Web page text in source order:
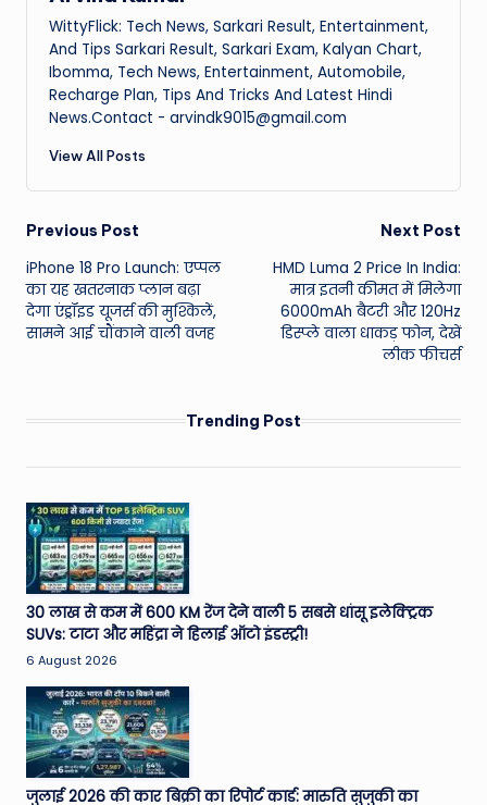
WittyFlick: Tech News, Sarkari Result, Entertainment,
And Tips Sarkari Result, Sarkari Exam, Kalyan Chart,
Ibomma, Tech News, Entertainment, Automobile,
Recharge Plan, Tips And Tricks And Latest Hindi
News.Contact - arvindk9015@gmail.com
View All Posts
Post
navigation
Previous Post
iPhone 18 Pro Launch: एप्पल
का यह खतरनाक प्लान बढ़ा
देगा एंड्रॉइड यूजर्स की मुश्किलें,
सामने आई चौंकाने वाली वजह
Next Post
HMD Luma 2 Price In India:
मात्र इतनी कीमत में मिलेगा
6000mAh बैटरी और 120Hz
डिस्प्ले वाला धाकड़ फोन, देखें
लीक फीचर्स
Trending Post
30 लाख से कम में 600 KM रेंज देने वाली 5 सबसे धांसू इलेक्ट्रिक
SUVs: टाटा और महिंद्रा ने हिलाई ऑटो इंडस्ट्री!
6 August 2026
जुलाई 2026 की कार बिक्री का रिपोर्ट कार्ड: मारुति सुजुकी का